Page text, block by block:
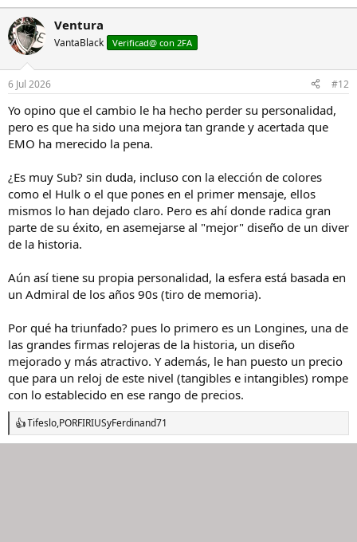
Ventura
VantaBlack Verificad@ con 2FA
6 Jul 2026 #12
Yo opino que el cambio le ha hecho perder su personalidad,
pero es que ha sido una mejora tan grande y acertada que
EMO ha merecido la pena.
¿Es muy Sub? sin duda, incluso con la elección de colores
como el Hulk o el que pones en el primer mensaje, ellos
mismos lo han dejado claro. Pero es ahí donde radica gran
parte de su éxito, en asemejarse al "mejor" diseño de un diver
de la historia.
Aún así tiene su propia personalidad, la esfera está basada en
un Admiral de los años 90s (tiro de memoria).
Por qué ha triunfado? pues lo primero es un Longines, una de
las grandes firmas relojeras de la historia, un diseño
mejorado y más atractivo. Y además, le han puesto un precio
que para un reloj de este nivel (tangibles e intangibles) rompe
con lo establecido en ese rango de precios.
R
e
Tifeslo,PORFIRIUSyFerdinand71